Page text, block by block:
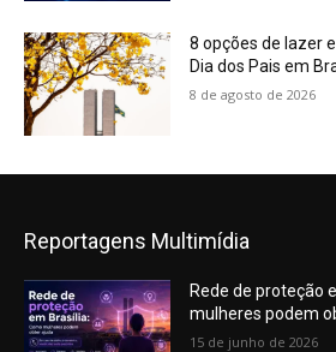
8 opções de lazer
Dia dos Pais em
8 de agosto de 2026
Reportagens Multimídia
Rede de proteção
mulheres podem
15 de junho de 2026